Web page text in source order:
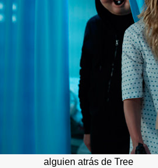
alguien atrás de Tree